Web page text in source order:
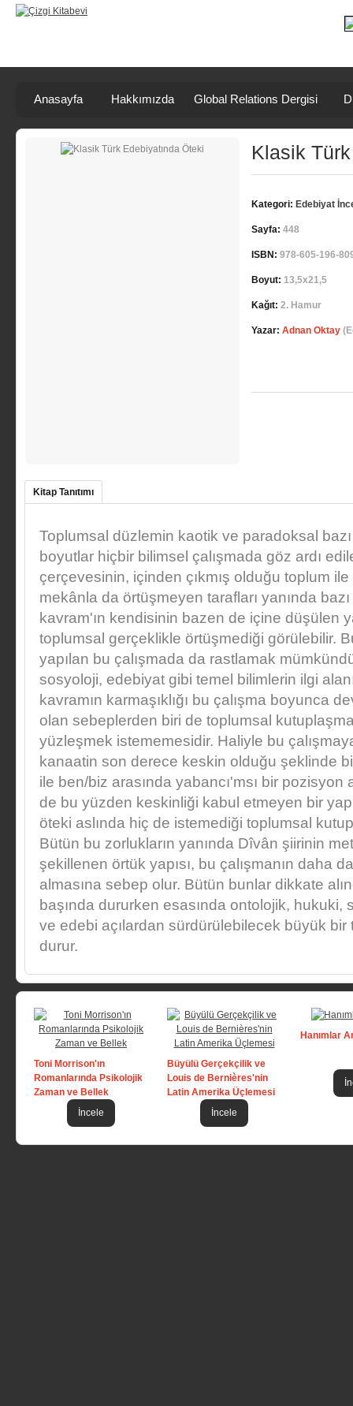
Anasayfa Hakkımızda Global Relations Dergisi
Klasik
Kategori: Edebiyat
Sayfa: 448
ISBN: 978-605-196-
Boyut: 13,5x21,5
Kağıt: 2. Hamur
Yazar: Adnan Oktay
Kitap Tanıtımı
Toplumsal düzlemin kaotik ve paradoksal
boyutlar hiçbir bilimsel çalışmada göz ardı
çerçevesinin, içinden çıkmış olduğu toplum
mekânla da örtüşmeyen tarafları yanında
kavram'ın kendisinin bazen de içine düşülen
toplumsal gerçeklikle örtüşmediği görülebilir.
yapılan bu çalışmada da rastlamak
sosyoloji, edebiyat gibi temel bilimlerin ilgi
kavramın karmaşıklığı bu çalışma boyunca
olan sebeplerden biri de toplumsal
yüzleşmek istememesidir. Haliyle bu
kanaatin son derece keskin olduğu şeklinde
ile ben/biz arasında yabancı'msı bir pozisyon
de bu yüzden keskinliği kabul etmeyen bir
öteki aslında hiç de istemediği toplumsal
Bütün bu zorlukların yanında Dîvân şiirinin
şekillenen örtük yapısı, bu çalışmanın daha
almasına sebep olur. Bütün bunlar dikkate
başında dururken esasında ontolojik,
ve edebi açılardan sürdürülebilecek büyük bir
durur.
Toni Morrison'ın
Romanlarında Psikolojik
Zaman ve Bellek
İncele
Büyülü Gerçekçilik ve
Louis de Bernières'nin
Latin Amerika Üçlemesi
İncele
Hanımlar